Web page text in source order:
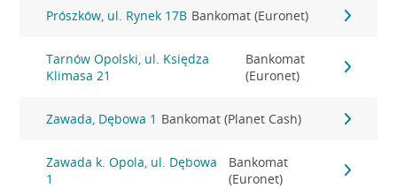
Prószków, ul. Rynek 17B Bankomat (Euronet)
Tarnów Opolski, ul. Księdza
Klimasa 21
Bankomat
(Euronet)
Zawada, Dębowa 1 Bankomat (Planet Cash)
Zawada k. Opola, ul. Dębowa
1
Bankomat
(Euronet)